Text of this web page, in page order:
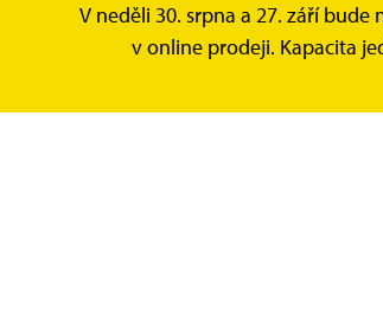
V neděli 30. srpna a 27. září
v online prodeji. Kapacita
Náchod Pro média